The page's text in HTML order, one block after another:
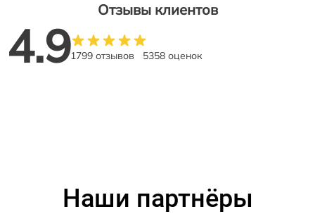
Отзывы клиентов
4.91799 отзывов 5358 оценок
Наши партнёры